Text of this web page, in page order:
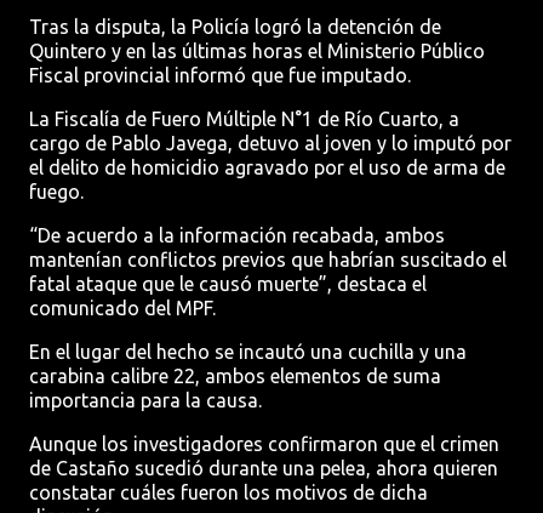
Tras la disputa, la Policía logró la detención de
Quintero y en las últimas horas el Ministerio Público
Fiscal provincial informó que fue imputado.
La Fiscalía de Fuero Múltiple N°1 de Río Cuarto, a
cargo de Pablo Javega, detuvo al joven y lo imputó por
el delito de homicidio agravado por el uso de arma de
fuego.
“De acuerdo a la información recabada, ambos
mantenían conflictos previos que habrían suscitado el
fatal ataque que le causó muerte”, destaca el
comunicado del MPF.
En el lugar del hecho se incautó una cuchilla y una
carabina calibre 22, ambos elementos de suma
importancia para la causa.
Aunque los investigadores confirmaron que el crimen
de Castaño sucedió durante una pelea, ahora quieren
constatar cuáles fueron los motivos de dicha